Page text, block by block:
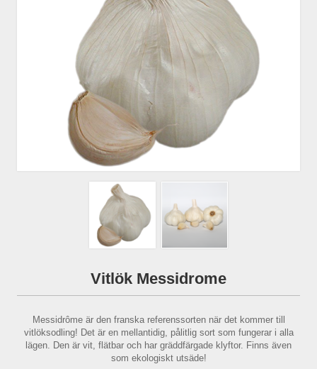
Vitlök Messidrome
Messidrôme är den franska referenssorten när det kommer till
vitlöksodling! Det är en mellantidig, pålitlig sort som fungerar i alla
lägen. Den är vit, flätbar och har gräddfärgade klyftor. Finns även
som ekologiskt utsäde!